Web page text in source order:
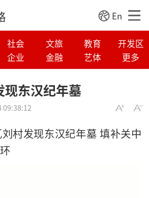
En
社会 文旅 教育
开发区
企业 金融 艺体 更多
现东汉纪年墓
09:38:12
村发现东汉纪年墓 填补关中